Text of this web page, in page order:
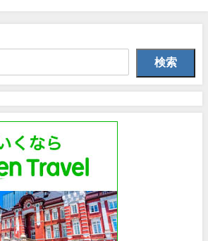
検索